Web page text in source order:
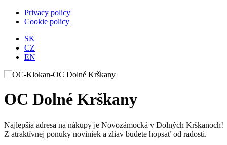
Privacy policy
Cookie policy
SK
CZ
EN
OC Dolné Krškany
Najlepšia adresa na nákupy je Novozámocká v Dolných Krškanoch!
Z atraktívnej ponuky noviniek a zliav budete hopsať od radosti.